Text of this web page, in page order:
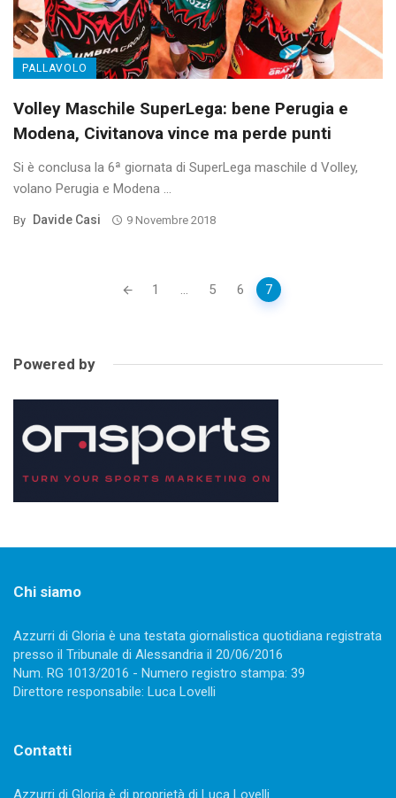
PALLAVOLO
Volley Maschile SuperLega: bene Perugia e
Modena, Civitanova vince ma perde punti
Si è conclusa la 6ª giornata di SuperLega maschile d Volley,
volano Perugia e Modena ...
By Davide Casi 9 Novembre 2018
1 ... 5 6 7
Powered by
Chi siamo
Azzurri di Gloria è una testata giornalistica quotidiana registrata
presso il Tribunale di Alessandria il 20/06/2016
Num. RG 1013/2016 - Numero registro stampa: 39
Direttore responsabile: Luca Lovelli
Contatti
Azzurri di Gloria è di proprietà di Luca Lovelli